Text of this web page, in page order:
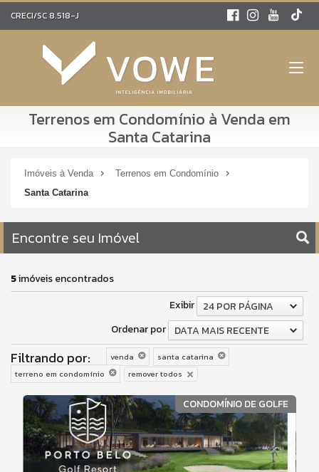
CRECI/SC 8.518-J
Terrenos em Condomínio à Venda em
Santa Catarina
Imóveis à Venda
Terrenos em Condomínio
Santa Catarina
Encontre seu Imóvel
5imóveis encontrados
Exibir
24 POR PÁGINA
Ordenar por
DATA MAIS RECENTE
Filtrando por: venda
santa catarina
terreno em condomínio
remover todos
CONDOMÍNIO DE GOLFE